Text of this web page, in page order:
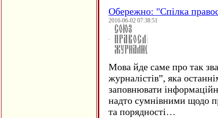
Обережно: "Спілка
2016-06-02 07:38:51
Мова йде саме про так
журналістів”, яка
заповнювати
надто сумнівними щодо
та порядності…